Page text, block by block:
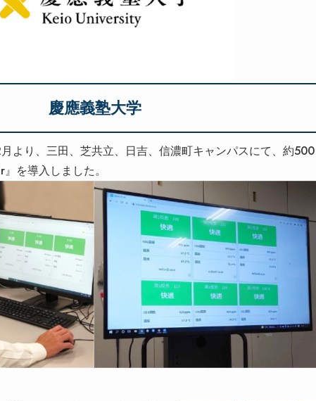
慶應義塾大学
より、三田、芝共立、日吉、信濃町キャンパスにて、約500
を導入しました。